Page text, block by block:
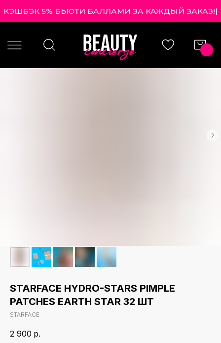
КЭШБЭК 5% БЬЮТИ БАЛЛАМИ ЗА КАЖДЫЙ ЗАКАЗ!|
STARFACE HYDRO-STARS PIMPLE
PATCHES EARTH STAR 32 ШТ
STARFACE
2 900 р.